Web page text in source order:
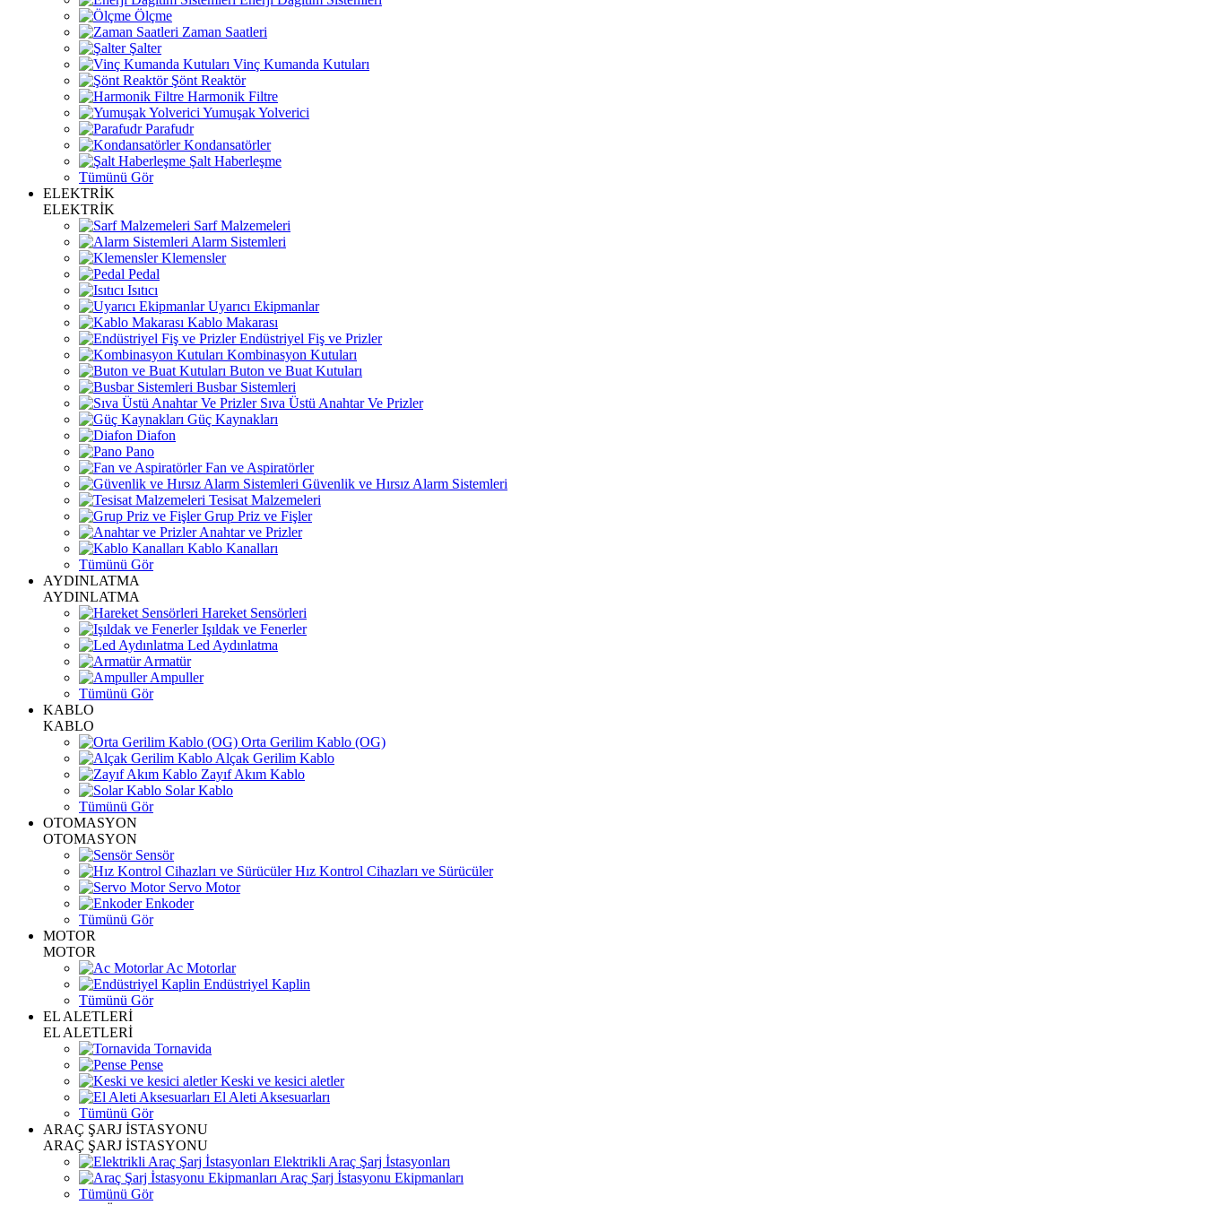
Ölçme
Zaman Saatleri
Şalter
Vinç Kumanda Kutuları
Şönt Reaktör
Harmonik Filtre
Yumuşak Yolverici
Parafudr
Kondansatörler
Şalt Haberleşme
Tümünü Gör
ELEKTRİK
ELEKTRİK
Sarf Malzemeleri
Alarm Sistemleri
Klemensler
Pedal
Isıtıcı
Uyarıcı Ekipmanlar
Kablo Makarası
Endüstriyel Fiş ve Prizler
Kombinasyon Kutuları
Buton ve Buat Kutuları
Busbar Sistemleri
Sıva Üstü Anahtar Ve Prizler
Güç Kaynakları
Diafon
Pano
Fan ve Aspiratörler
Güvenlik ve Hırsız Alarm Sistemleri
Tesisat Malzemeleri
Grup Priz ve Fişler
Anahtar ve Prizler
Kablo Kanalları
Tümünü Gör
AYDINLATMA
AYDINLATMA
Hareket Sensörleri
Işıldak ve Fenerler
Led Aydınlatma
Armatür
Ampuller
Tümünü Gör
KABLO
KABLO
Orta Gerilim Kablo (OG)
Alçak Gerilim Kablo
Zayıf Akım Kablo
Solar Kablo
Tümünü Gör
OTOMASYON
OTOMASYON
Sensör
Hız Kontrol Cihazları ve Sürücüler
Servo Motor
Enkoder
Tümünü Gör
MOTOR
MOTOR
Ac Motorlar
Endüstriyel Kaplin
Tümünü Gör
EL ALETLERİ
EL ALETLERİ
Tornavida
Pense
Keski ve kesici aletler
El Aleti Aksesuarları
Tümünü Gör
ARAÇ ŞARJ İSTASYONU
ARAÇ ŞARJ İSTASYONU
Elektrikli Araç Şarj İstasyonları
Araç Şarj İstasyonu Ekipmanları
Tümünü Gör